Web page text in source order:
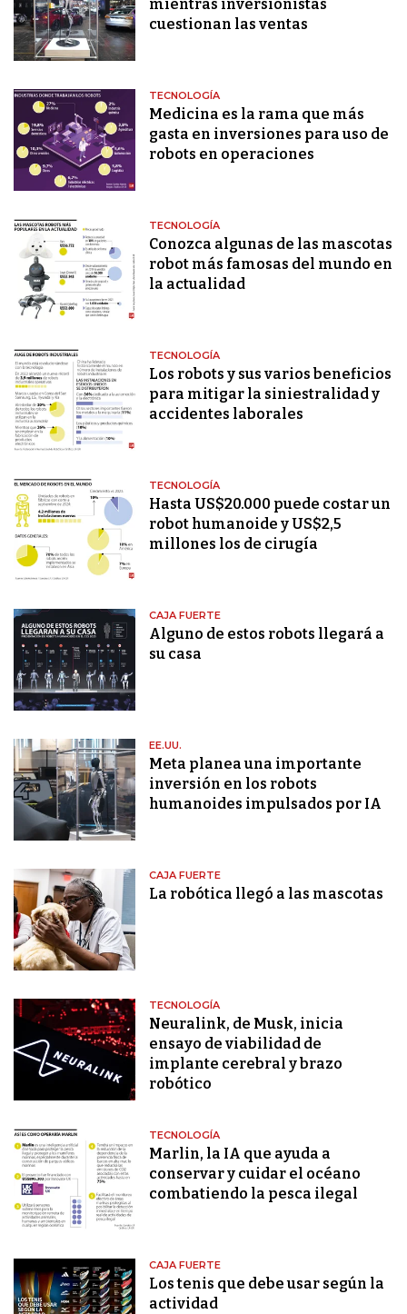
mientras inversionistas
cuestionan las ventas
TECNOLOGÍA
Medicina es la rama que más
gasta en inversiones para uso de
robots en operaciones
TECNOLOGÍA
Conozca algunas de las mascotas
robot más famosas del mundo en
la actualidad
TECNOLOGÍA
Los robots y sus varios beneficios
para mitigar la siniestralidad y
accidentes laborales
TECNOLOGÍA
Hasta US$20.000 puede costar un
robot humanoide y US$2,5
millones los de cirugía
CAJA FUERTE
Alguno de estos robots llegará a
su casa
EE.UU.
Meta planea una importante
inversión en los robots
humanoides impulsados ​​por IA
CAJA FUERTE
La robótica llegó a las mascotas
TECNOLOGÍA
Neuralink, de Musk, inicia
ensayo de viabilidad de
implante cerebral y brazo
robótico
TECNOLOGÍA
Marlin, la IA que ayuda a
conservar y cuidar el océano
combatiendo la pesca ilegal
CAJA FUERTE
Los tenis que debe usar según la
actividad